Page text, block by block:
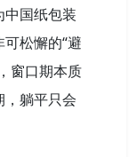
中国纸包装
松懈的“避
窗口期本质
，躺平只会